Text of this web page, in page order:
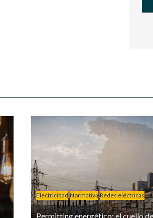
Electricidad Normativa Redes eléctricas
Permitting energético: el cuello de